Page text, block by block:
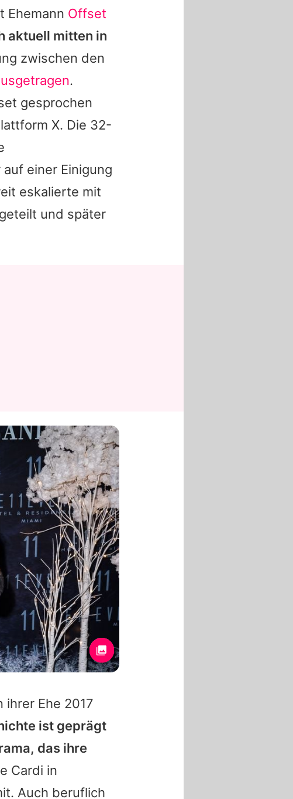
Ehemann Offset
aktuell mitten in
zwischen den
.
gesprochen
X. Die 32-
einer Einigung
eskalierte mit
und später
ihrer Ehe 2017
ist geprägt
das ihre
Cardi in
Auch beruflich